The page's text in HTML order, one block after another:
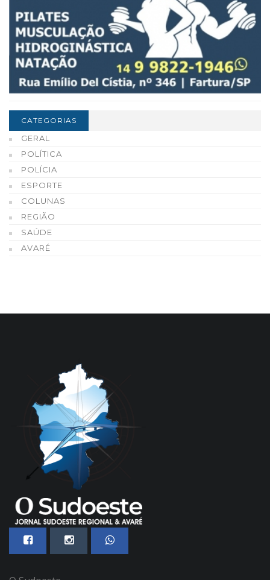
CATEGORIAS
GERAL
POLÍTICA
POLÍCIA
ESPORTE
COLUNAS
REGIÃO
SAÚDE
AVARÉ